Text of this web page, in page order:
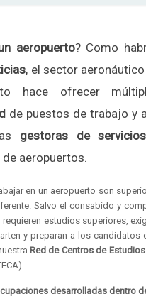
aeropuerto? Como
, el sector
hace ofrecer
de puestos de trabajo y
gestoras de
aeropuertos.
en un aeropuerto son
Salvo el consabido y
estudios superiores,
y preparan a los candidatos
Red de Centros de
desarrolladas dentro